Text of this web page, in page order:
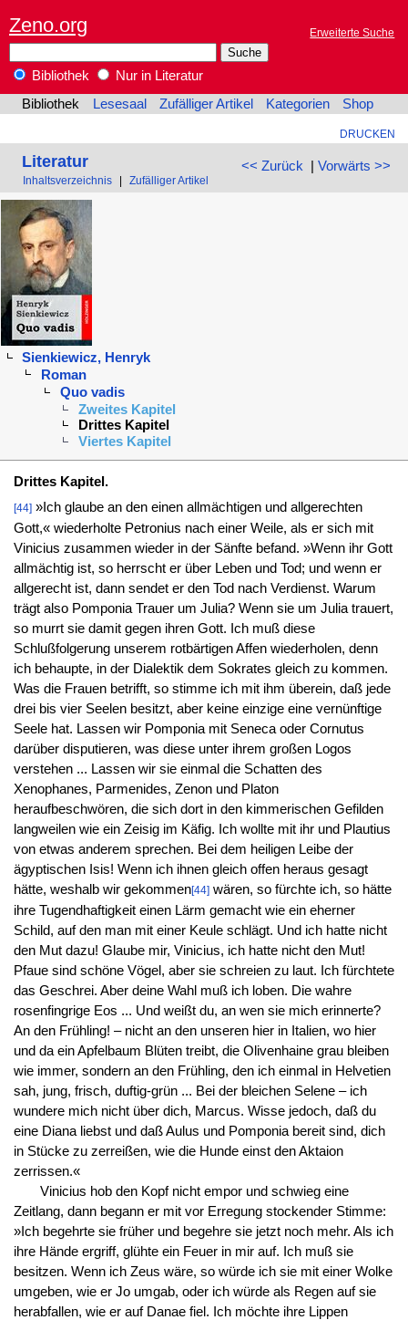
Zeno.org Erweiterte Suche
Bibliothek
Nur in Literatur
Bibliothek
Lesesaal Zufälliger Artikel Kategorien Shop
DRUCKEN
<< Zurück | Vorwärts >>
Literatur
Inhaltsverzeichnis Zufälliger Artikel
Sienkiewicz, Henryk
Roman
Quo vadis
Zweites Kapitel
Drittes Kapitel
Viertes Kapitel
Drittes Kapitel.
[44]»Ich glaube an den einen allmächtigen und allgerechten
Gott,« wiederholte Petronius nach einer Weile, als er sich mit
Vinicius zusammen wieder in der Sänfte befand. »Wenn ihr Gott
allmächtig ist, so herrscht er über Leben und Tod; und wenn er
allgerecht ist, dann sendet er den Tod nach Verdienst. Warum
trägt also Pomponia Trauer um Julia? Wenn sie um Julia trauert,
so murrt sie damit gegen ihren Gott. Ich muß diese
Schlußfolgerung unserem rotbärtigen Affen wiederholen, denn
ich behaupte, in der Dialektik dem Sokrates gleich zu kommen.
Was die Frauen betrifft, so stimme ich mit ihm überein, daß jede
drei bis vier Seelen besitzt, aber keine einzige eine vernünftige
Seele hat. Lassen wir Pomponia mit Seneca oder Cornutus
darüber disputieren, was diese unter ihrem großen Logos
verstehen ... Lassen wir sie einmal die Schatten des
Xenophanes, Parmenides, Zenon und Platon
heraufbeschwören, die sich dort in den kimmerischen Gefilden
langweilen wie ein Zeisig im Käfig. Ich wollte mit ihr und Plautius
von etwas anderem sprechen. Bei dem heiligen Leibe der
ägyptischen Isis! Wenn ich ihnen gleich offen heraus gesagt
hätte, weshalb wir gekommen[44]wären, so fürchte ich, so hätte
ihre Tugendhaftigkeit einen Lärm gemacht wie ein eherner
Schild, auf den man mit einer Keule schlägt. Und ich hatte nicht
den Mut dazu! Glaube mir, Vinicius, ich hatte nicht den Mut!
Pfaue sind schöne Vögel, aber sie schreien zu laut. Ich fürchtete
das Geschrei. Aber deine Wahl muß ich loben. Die wahre
rosenfingrige Eos ... Und weißt du, an wen sie mich erinnerte?
An den Frühling! – nicht an den unseren hier in Italien, wo hier
und da ein Apfelbaum Blüten treibt, die Olivenhaine grau bleiben
wie immer, sondern an den Frühling, den ich einmal in Helvetien
sah, jung, frisch, duftig-grün ... Bei der bleichen Selene – ich
wundere mich nicht über dich, Marcus. Wisse jedoch, daß du
eine Diana liebst und daß Aulus und Pomponia bereit sind, dich
in Stücke zu zerreißen, wie die Hunde einst den Aktaion
zerrissen.«
Vinicius hob den Kopf nicht empor und schwieg eine
Zeitlang, dann begann er mit vor Erregung stockender Stimme:
»Ich begehrte sie früher und begehre sie jetzt noch mehr. Als ich
ihre Hände ergriff, glühte ein Feuer in mir auf. Ich muß sie
besitzen. Wenn ich Zeus wäre, so würde ich sie mit einer Wolke
umgeben, wie er Jo umgab, oder ich würde als Regen auf sie
herabfallen, wie er auf Danae fiel. Ich möchte ihre Lippen